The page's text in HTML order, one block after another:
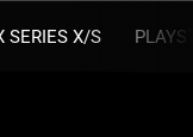
SERIES X/S